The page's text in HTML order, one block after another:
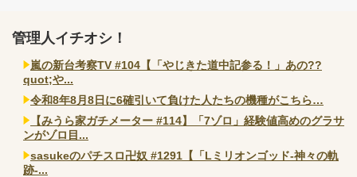
管理人イチオシ！
嵐の新台考察TV #104【「やじきた道中記参る！」あの??
quot;や...
令和8年8月8日に6確引いて負けた人たちの機種がこちら…
【みうら家ガチメーター #114】「7ゾロ」経験値高めのグラサ
ンがゾロ目...
sasukeのパチスロ卍奴 #1291【「Lミリオンゴッド-神々の軌
跡-...